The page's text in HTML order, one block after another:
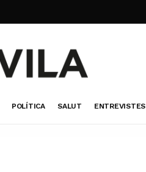
POLÍTICA SALUT ENTREVISTES